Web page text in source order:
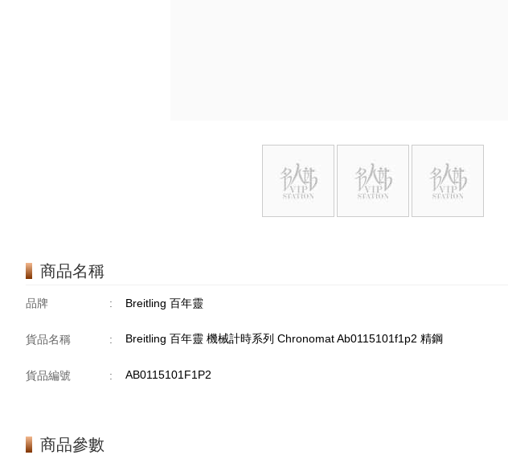
商品名稱
品牌 : Breitling 百年靈
貨品名稱 : Breitling 百年靈 機械計時系列 Chronomat Ab0115101f1p2 精鋼
貨品編號 : AB0115101F1P2
商品參數